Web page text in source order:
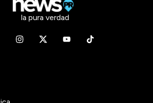
la pura verdad